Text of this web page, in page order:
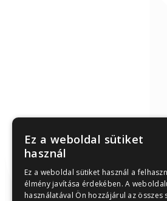
Ez a weboldal sütiket
használ
Ez a weboldal sütiket használ a
élmény javítása érdekében. A
használatával Ön hozzájárul az összes